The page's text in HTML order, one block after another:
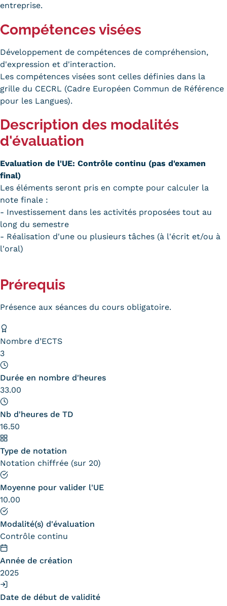
Équivalences, passerelles et
Modalités d'enseignement
Formation en présentiel
Alternance
Enseignement à distance
Validation des études
supérieures (VES)
Validation des acquis
Infos pratiques
Discrimination/égalité/mixité
Handi'Cnam
Statistiques
Téléchargements
Mobilité internationale et
Erasmus
Règlement intérieur
Modalités d'inscription
entreprise.
Compétences visées
Développement de compétences de compréhension,
d'expression et d'interaction.
Les compétences visées sont celles définies dans la
grille du CECRL (Cadre Européen Commun de Référence
pour les Langues).
Description des modalités
d'évaluation
Evaluation de l'UE: Contrôle continu (pas d'examen
final)
Les éléments seront pris en compte pour calculer la
note finale :
- Investissement dans les activités proposées tout au
long du semestre
- Réalisation d'une ou plusieurs tâches (à l'écrit et/ou à
l'oral)
Prérequis
Présence aux séances du cours obligatoire.
Nombre d’ECTS
3
Durée en nombre d'heures
33.00
Nb d'heures de TD
16.50
Type de notation
Notation chiffrée (sur 20)
Moyenne pour valider l'UE
10.00
Modalité(s) d'évaluation
Contrôle continu
Année de création
2025
Date de début de validité